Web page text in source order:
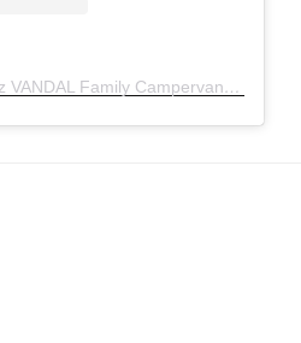
Post udostępniony przez VANDAL Family Campervan